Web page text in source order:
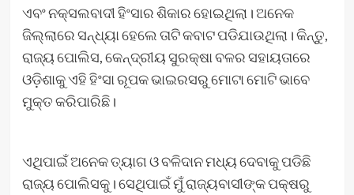
ଏବଂ ନକ୍ସଲବାଦୀ ହିଂସାର ଶିକାର ହୋଇଥିଲା। ଅନେକ
ଜିଲ୍ଲାରେ ସନ୍ଧ୍ୟା ହେଲେ ତାଟି କବାଟ ପଡିଯାଉଥିଲା। କିନ୍ତୁ,
ରାଜ୍ୟ ପୋଲିସ, କେନ୍ଦ୍ରୀୟ ସୁରକ୍ଷା ବଳର ସହାୟତାରେ
ଓଡ଼ିଶାକୁ ଏହି ହିଂସା ରୂପକ ଭାଇରସରୁ ମୋଟା ମୋଟି ଭାବେ
ମୁକ୍ତ କରିପାରିଛି।
ଏଥିପାଇଁ ଅନେକ ତ୍ୟାଗ ଓ ବଳିଦାନ ମଧ୍ୟ ଦେବାକୁ ପଡିଛି
ରାଜ୍ୟ ପୋଲିସକୁ। ସେଥିପାଇଁ ମୁଁ ରାଜ୍ୟବାସୀଙ୍କ ପକ୍ଷରୁ